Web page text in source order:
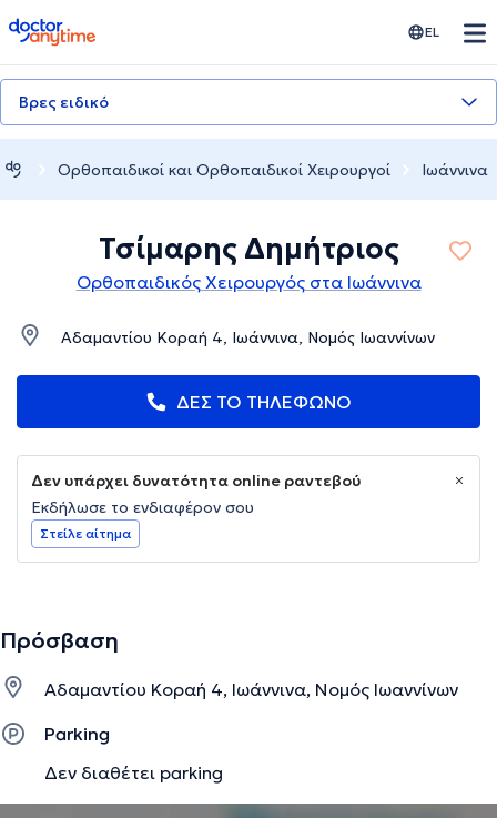
doctoranytime EL
Βρες ειδικό
Ορθοπαιδικοί και Ορθοπαιδικοί Χειρουργοί Ιωάννινα
Τσίμαρης Δημήτριος
Ορθοπαιδικός Χειρουργός στα Ιωάννινα
Αδαμαντίου Κοραή 4, Ιωάννινα, Νομός Ιωαννίνων
ΔΕΣ ΤΟ ΤΗΛΕΦΩΝΟ
Δεν υπάρχει δυνατότητα online ραντεβού
Εκδήλωσε το ενδιαφέρον σου
Στείλε αίτημα
Πρόσβαση
Αδαμαντίου Κοραή 4, Ιωάννινα, Νομός Ιωαννίνων
Parking
Δεν διαθέτει parking